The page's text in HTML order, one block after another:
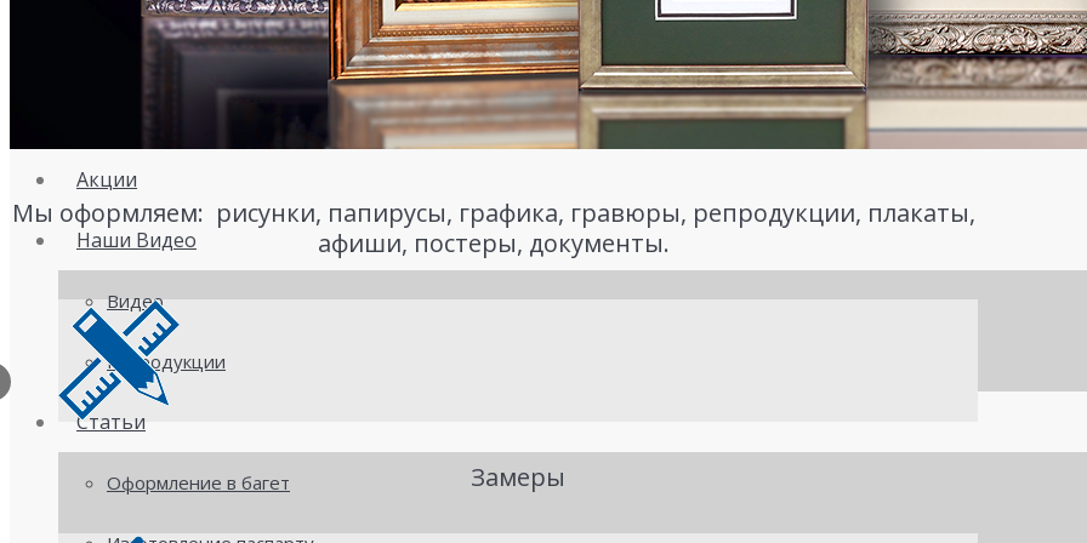
Паспарту оптом
Акции
Наши Видео
Видео
Репродукции
Статьи
Оформление в багет
Мы оформляем: рисунки, папирусы, графика, гравюры, репродукции, плакаты,
афиши, постеры, документы.
Замеры